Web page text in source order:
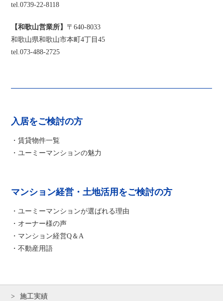
tel.0739-22-8118
【和歌山営業所】 〒640-8033
和歌山県和歌山市本町4丁目45
tel.073-488-2725
入居をご検討の方
・賃貸物件一覧
・ユーミーマンションの魅力
マンション経営・土地活用をご検討の方
・ユーミーマンションが選ばれる理由
・オーナー様の声
・マンション経営Q＆A
・不動産用語
施工実績